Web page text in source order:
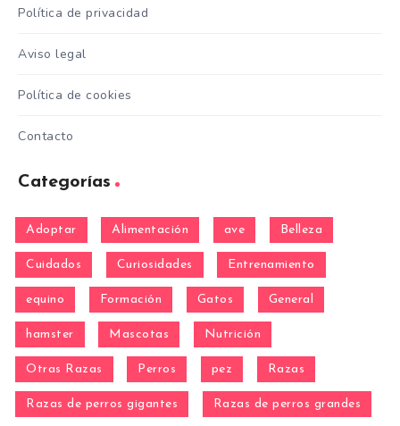
Política de privacidad
Aviso legal
Política de cookies
Contacto
Categorías
Adoptar Alimentación ave Belleza
Cuidados Curiosidades Entrenamiento
equino Formación Gatos General
hamster Mascotas Nutrición
Otras Razas Perros pez Razas
Razas de perros gigantes Razas de perros grandes